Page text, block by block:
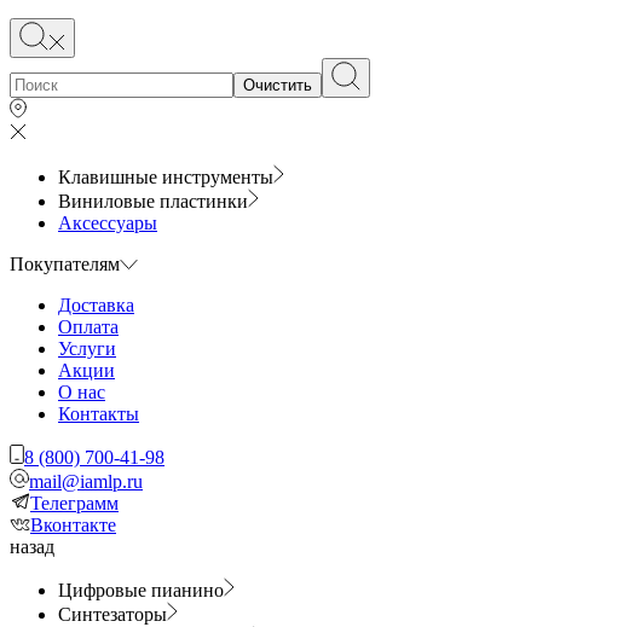
Очистить
Клавишные инструменты
Виниловые пластинки
Аксессуары
Покупателям
Доставка
Оплата
Услуги
Акции
О нас
Контакты
8 (800) 700-41-98
mail@iamlp.ru
Телеграмм
Вконтакте
назад
Цифровые пианино
Синтезаторы